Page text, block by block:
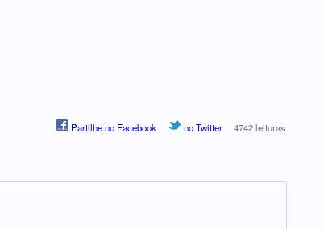
Partilhe no Facebook no Twitter 4742 leituras